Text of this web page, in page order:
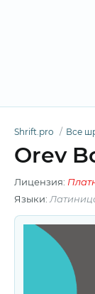
Shrift.pro Все
Orev
Лицензия:
Языки: